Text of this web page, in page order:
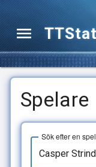
TTStat
Spelare
Sök efter en